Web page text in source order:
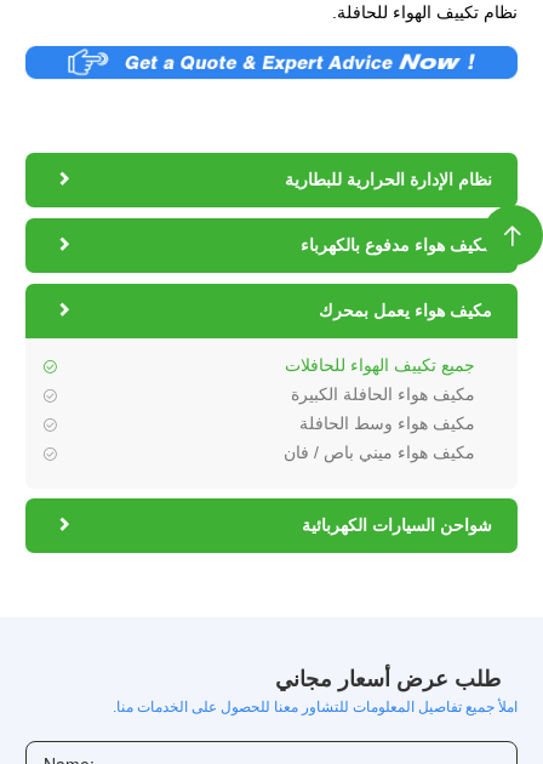
نظام الإدارة الحرارية للبطارية 
مكيف هواء مدفوع بالكهرباء 
مكيف هواء يعمل بمحرك 
جميع تكييف الهواء للحافلات
مكيف هواء الحافلة الكبيرة
مكيف هواء وسط الحافلة
مكيف هواء ميني باص / فان
شواحن السيارات الكهربائية 
نظام تكييف الهواء للحافلة.

طلب عرض أسعار مجاني
املأ جميع تفاصيل المعلومات للتشاور معنا للحصول على الخدمات منا.